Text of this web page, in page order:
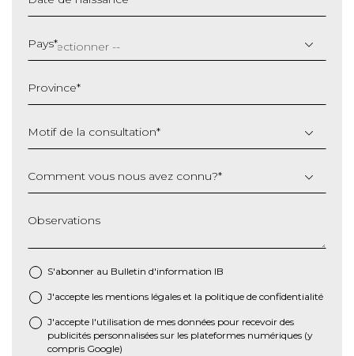
slash
MM
AAAA
Pays*
Province*
Motif de la consultation*
Comment vous nous avez connu?*
Observations
S'abonner au Bulletin d'information IB
* J'accepte les mentions légales et la politique de confidentialité
J'accepte l'utilisation de mes données pour recevoir des
publicités personnalisées sur les plateformes numériques (y
compris Google)